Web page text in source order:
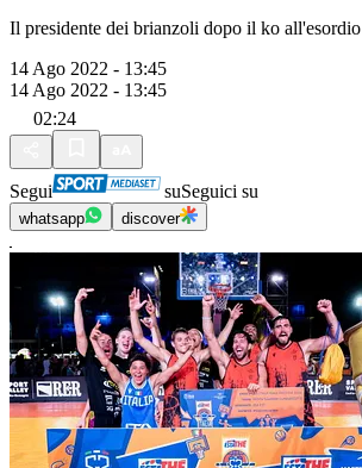
Il presidente dei brianzoli dopo il ko all'esordio
14 Ago 2022 - 13:45
14 Ago 2022 - 13:45
02:24
Segui suSeguici su
whatsapp discover